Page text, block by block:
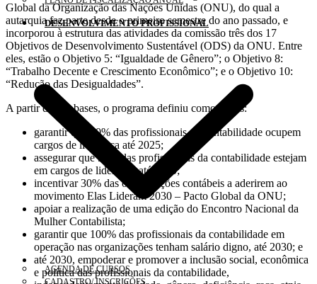
DESENVOLVIMENTO PROFISSIONAL
AGENDA DE CURSOS
CADASTRO/ INSCRIÇÕES
Global da Organização das Nações Unidas (ONU), do qual a
autarquia faz parte desde o primeiro semestre do ano passado, e
incorporou à estrutura das atividades da comissão três dos 17
Objetivos de Desenvolvimento Sustentável (ODS) da ONU. Entre
eles, estão o Objetivo 5: “Igualdade de Gênero”; o Objetivo 8:
“Trabalho Decente e Crescimento Econômico”; e o Objetivo 10:
“Redução das Desigualdades”.
A partir dessas bases, o programa definiu como metas:
garantir que 30% das profissionais da contabilidade ocupem
cargos de liderança até 2025;
assegurar que 50% das profissionais da contabilidade estejam
em cargos de liderança até 2030;
incentivar 30% das organizações contábeis a aderirem ao
movimento Elas Lideram 2030 – Pacto Global da ONU;
apoiar a realização de uma edição do Encontro Nacional da
Mulher Contabilista;
garantir que 100% das profissionais da contabilidade em
operação nas organizações tenham salário digno, até 2030; e
até 2030, empoderar e promover a inclusão social, econômica
e política das profissionais da contabilidade,